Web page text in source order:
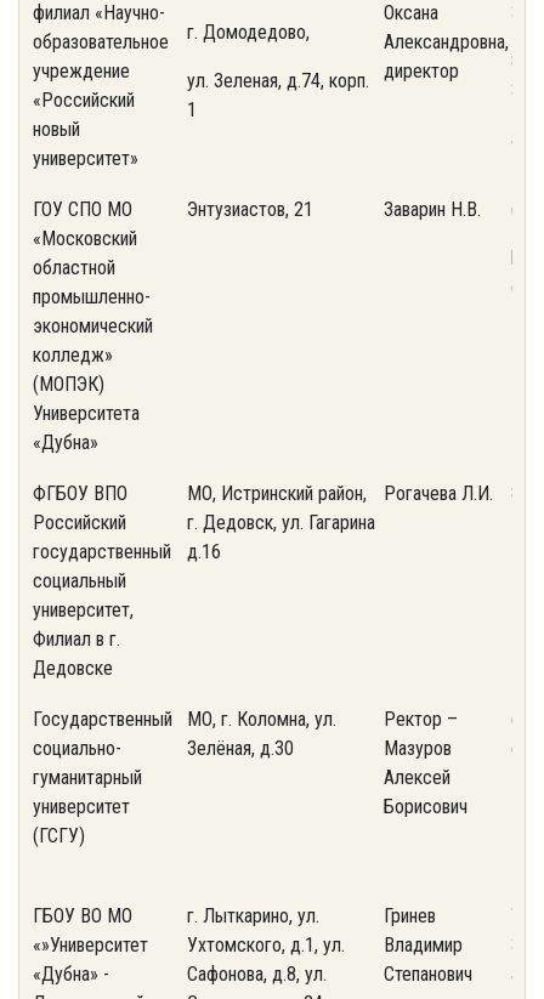
филиал «Научно-
образовательное
учреждение
«Российский
новый
университет»
г. Домодедово,
ул. Зеленая, д.74, корп.
1
Оксана
Александровна,
директор
31
38
ГОУ СПО МО
«Московский
областной
промышленно-
экономический
колледж»
(МОПЭК)
Университета
«Дубна»
Энтузиастов, 21 Заварин Н.В.
ФГБОУ ВПО
Российский
государственный
социальный
университет,
Филиал в г.
Дедовске
МО, Истринский район,
г. Дедовск, ул. Гагарина
д.16
Рогачева Л.И.
Государственный
социально-
гуманитарный
университет
(ГСГУ)
МО, г. Коломна, ул.
Зелёная, д.30
Ректор –
Мазуров
Алексей
Борисович
ГБОУ ВО МО
«»Университет
«Дубна» -
г. Лыткарино, ул.
Ухтомского, д.1, ул.
Сафонова, д.8, ул.
Гринев
Владимир
Степанович
37-